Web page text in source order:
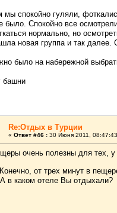
мы спокойно гуляли,
было. Спокойно все
нормально, но
новая группа и так далее.
было на набережной
башни
Re:Отдых в Турции
« Ответ #46 : 30 Июня 2011,
очень полезны для тех,
от трех минут в
в каком отеле Вы отдыхали?